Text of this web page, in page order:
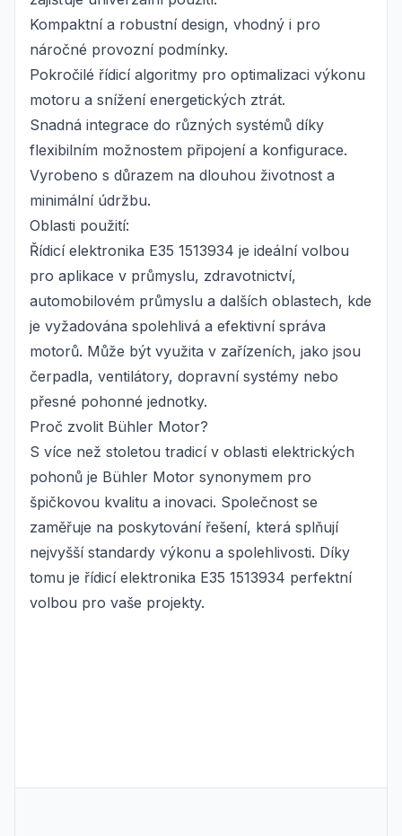
Kompaktní a robustní design, vhodný i pro
náročné provozní podmínky.
Pokročilé řídicí algoritmy pro optimalizaci výkonu
motoru a snížení energetických ztrát.
Snadná integrace do různých systémů díky
flexibilním možnostem připojení a konfigurace.
Vyrobeno s důrazem na dlouhou životnost a
minimální údržbu.
Oblasti použití:
Řídicí elektronika E35 1513934 je ideální volbou
pro aplikace v průmyslu, zdravotnictví,
automobilovém průmyslu a dalších oblastech, kde
je vyžadována spolehlivá a efektivní správa
motorů. Může být využita v zařízeních, jako jsou
čerpadla, ventilátory, dopravní systémy nebo
přesné pohonné jednotky.
Proč zvolit Bühler Motor?
S více než stoletou tradicí v oblasti elektrických
pohonů je Bühler Motor synonymem pro
špičkovou kvalitu a inovaci. Společnost se
zaměřuje na poskytování řešení, která splňují
nejvyšší standardy výkonu a spolehlivosti. Díky
tomu je řídicí elektronika E35 1513934 perfektní
volbou pro vaše projekty.